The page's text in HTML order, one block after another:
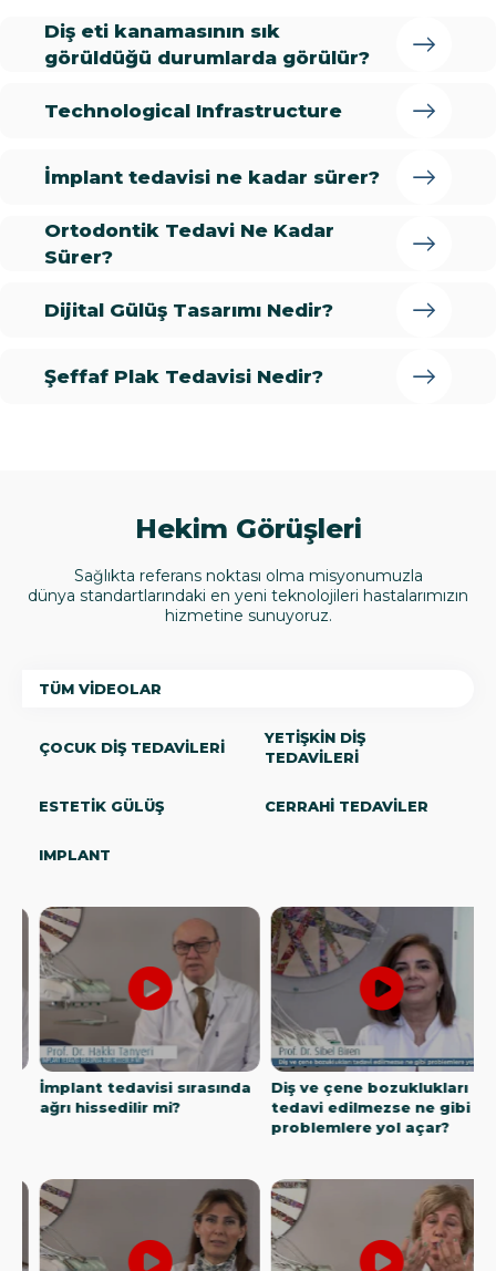
Diş eti kanamasının sık
görüldüğü durumlarda görülür?
Technological Infrastructure
İmplant tedavisi ne kadar sürer?
Ortodontik Tedavi Ne Kadar
Sürer?
Dijital Gülüş Tasarımı Nedir?
Şeffaf Plak Tedavisi Nedir?
Hekim Görüşleri
Sağlıkta referans noktası olma misyonumuzla
dünya standartlarındaki en yeni teknolojileri hastalarımızın
hizmetine sunuyoruz.
TÜM VİDEOLAR
ÇOCUK DİŞ TEDAVİLERİ
YETİŞKİN DİŞ
TEDAVİLERİ
ESTETİK GÜLÜŞ CERRAHİ TEDAVİLER
IMPLANT
İmplant tedavisi sırasında
ağrı hissedilir mi?
Diş ve çene bozuklukları
tedavi edilmezse ne gibi
problemlere yol açar?